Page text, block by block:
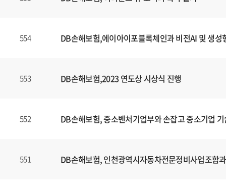
554 DB손해보험,에이아이포블록체인과 비전AI 및 생
553 DB손해보험,2023 연도상 시상식 진행
552 DB손해보험, 중소벤처기업부와 손잡고 중소기업
551 DB손해보험, 인천광역시자동차전문정비사업조합